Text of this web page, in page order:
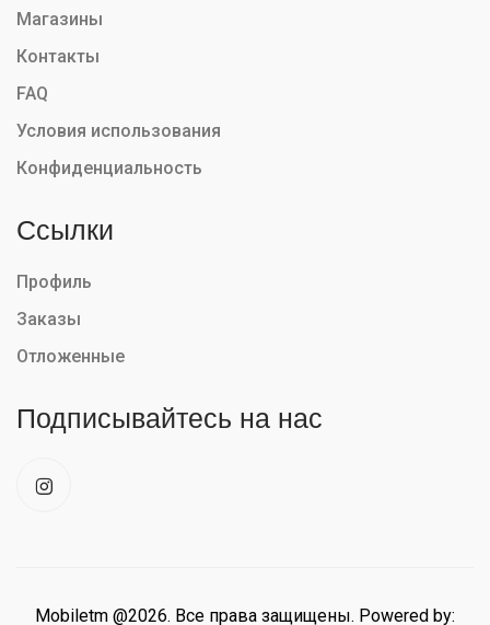
Магазины
Контакты
FAQ
Условия использования
Конфиденциальность
Ссылки
Профиль
Заказы
Отложенные
Подписывайтесь на нас
Mobiletm @2026. Все права защищены. Powered by: